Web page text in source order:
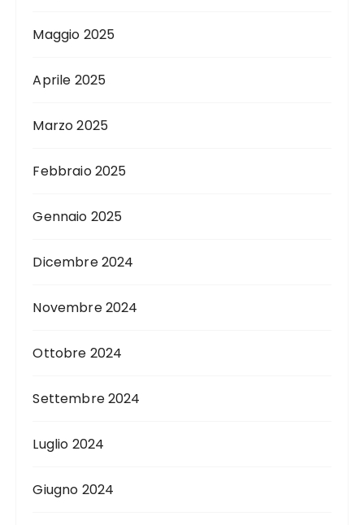
Maggio 2025
Aprile 2025
Marzo 2025
Febbraio 2025
Gennaio 2025
Dicembre 2024
Novembre 2024
Ottobre 2024
Settembre 2024
Luglio 2024
Giugno 2024